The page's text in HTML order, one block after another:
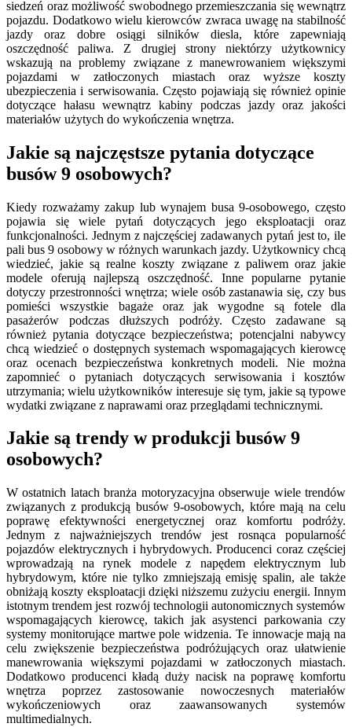
siedzeń oraz możliwość swobodnego przemieszczania się wewnątrz
pojazdu. Dodatkowo wielu kierowców zwraca uwagę na stabilność
jazdy oraz dobre osiągi silników diesla, które zapewniają
oszczędność paliwa. Z drugiej strony niektórzy użytkownicy
wskazują na problemy związane z manewrowaniem większymi
pojazdami w zatłoczonych miastach oraz wyższe koszty
ubezpieczenia i serwisowania. Często pojawiają się również opinie
dotyczące hałasu wewnątrz kabiny podczas jazdy oraz jakości
materiałów użytych do wykończenia wnętrza.
Jakie są najczęstsze pytania dotyczące
busów 9 osobowych?
Kiedy rozważamy zakup lub wynajem busa 9-osobowego, często
pojawia się wiele pytań dotyczących jego eksploatacji oraz
funkcjonalności. Jednym z najczęściej zadawanych pytań jest to, ile
pali bus 9 osobowy w różnych warunkach jazdy. Użytkownicy chcą
wiedzieć, jakie są realne koszty związane z paliwem oraz jakie
modele oferują najlepszą oszczędność. Inne popularne pytanie
dotyczy przestronności wnętrza; wiele osób zastanawia się, czy bus
pomieści wszystkie bagaże oraz jak wygodne są fotele dla
pasażerów podczas dłuższych podróży. Często zadawane są
również pytania dotyczące bezpieczeństwa; potencjalni nabywcy
chcą wiedzieć o dostępnych systemach wspomagających kierowcę
oraz ocenach bezpieczeństwa konkretnych modeli. Nie można
zapomnieć o pytaniach dotyczących serwisowania i kosztów
utrzymania; wielu użytkowników interesuje się tym, jakie są typowe
wydatki związane z naprawami oraz przeglądami technicznymi.
Jakie są trendy w produkcji busów 9
osobowych?
W ostatnich latach branża motoryzacyjna obserwuje wiele trendów
związanych z produkcją busów 9-osobowych, które mają na celu
poprawę efektywności energetycznej oraz komfortu podróży.
Jednym z najważniejszych trendów jest rosnąca popularność
pojazdów elektrycznych i hybrydowych. Producenci coraz częściej
wprowadzają na rynek modele z napędem elektrycznym lub
hybrydowym, które nie tylko zmniejszają emisję spalin, ale także
obniżają koszty eksploatacji dzięki niższemu zużyciu energii. Innym
istotnym trendem jest rozwój technologii autonomicznych systemów
wspomagających kierowcę, takich jak asystenci parkowania czy
systemy monitorujące martwe pole widzenia. Te innowacje mają na
celu zwiększenie bezpieczeństwa podróżujących oraz ułatwienie
manewrowania większymi pojazdami w zatłoczonych miastach.
Dodatkowo producenci kładą duży nacisk na poprawę komfortu
wnętrza poprzez zastosowanie nowoczesnych materiałów
wykończeniowych oraz zaawansowanych systemów
multimedialnych.